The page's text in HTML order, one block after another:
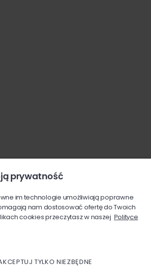
prywatność
im technologie umożliwiają poprawne
nam dostosować ofertę do Twoich
cookies przeczytasz w naszej Polityce
TYLKO NIEZBĘDNE